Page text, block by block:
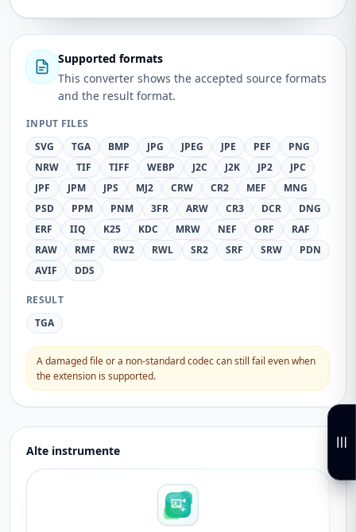
Supported formats
This converter shows the accepted source formats
and the result format.
INPUT FILES
SVG
TGA BMP JPG JPEG JPE PEF
PNG
NRW
TIF TIFF WEBP J2C J2K JP2
JPC
JPF
JPM JPS MJ2 CRW CR2 MEF
MNG
PSD
PPM PNM 3FR ARW CR3 DCR
DNG
ERF
IIQ K25 KDC MRW NEF ORF
RAF
RAW
RMF RW2 RWL SR2 SRF SRW
PDN
AVIF
DDS
RESULT
TGA
A damaged file or a non-standard codec can still fail even when
the extension is supported.
Alte instrumente